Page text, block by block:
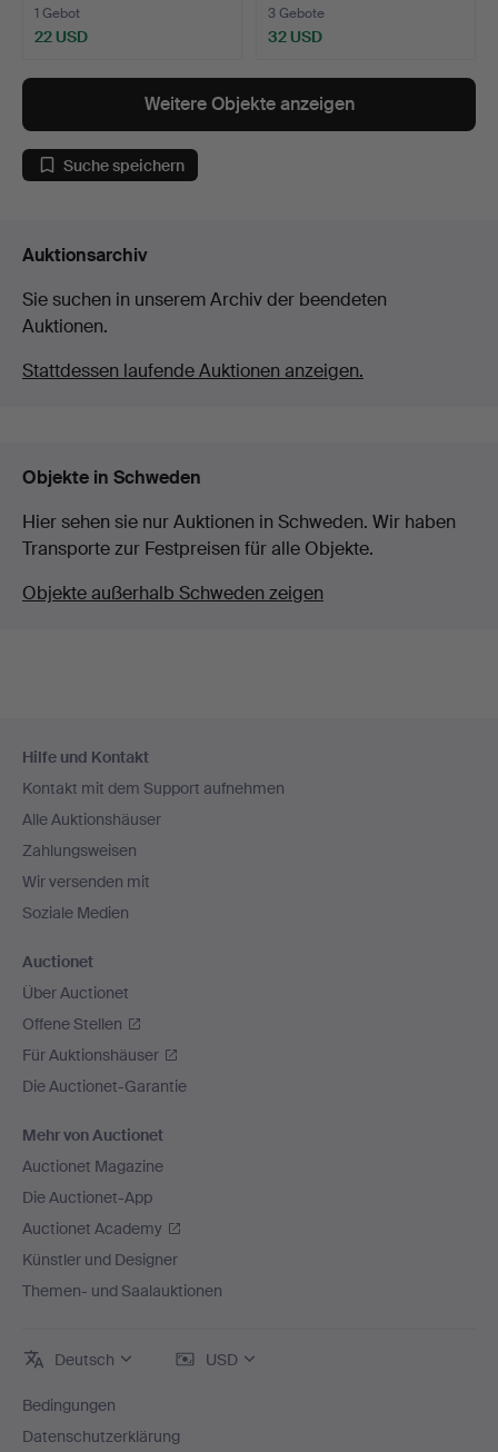
1 Gebot
22 USD
3 Gebote
32 USD
Weitere Objekte anzeigen
Suche speichern
Auktionsarchiv
Sie suchen in unserem Archiv der beendeten
Auktionen.
Stattdessen laufende Auktionen anzeigen.
Objekte in Schweden
Hier sehen sie nur Auktionen in Schweden. Wir haben
Transporte zur Festpreisen für alle Objekte.
Objekte außerhalb Schweden zeigen
Navigation
Hilfe und Kontakt
Kontakt mit dem Support aufnehmen
Alle Auktionshäuser
Zahlungsweisen
Wir versenden mit
Soziale Medien
Auctionet
Über Auctionet
Offene Stellen
Für Auktionshäuser
Die Auctionet-Garantie
Mehr von Auctionet
Auctionet Magazine
Die Auctionet-App
Auctionet Academy
Künstler und Designer
Themen- und Saalauktionen
Deutsch USD
Bedingungen
Datenschutzerklärung